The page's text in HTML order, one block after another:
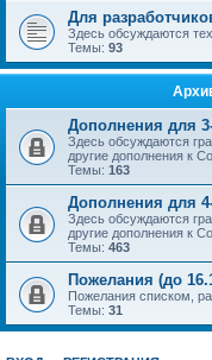
Для
Здесь обсуждаются
Темы: 93
Дополнения для
Здесь обсуждаются
другие дополнения к
Темы: 163
Дополнения для
Здесь обсуждаются
другие дополнения к
Темы: 463
Пожелания (до
Пожелания списком,
Темы: 31